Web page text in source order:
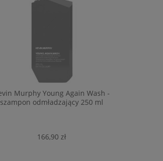
Murphy Young Again Wash -
szampon odmładzający 250 ml
166,90 zł